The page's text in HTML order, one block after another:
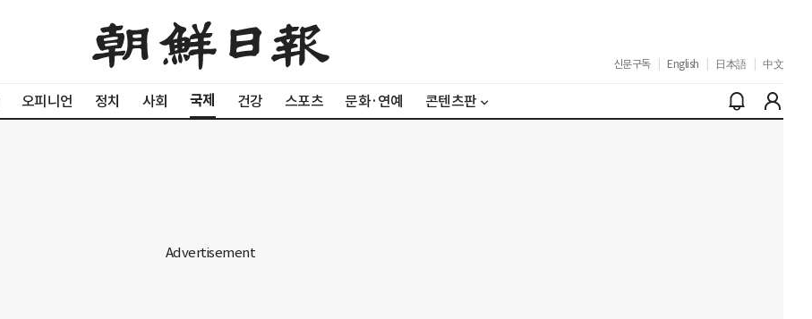
신문구독 English 日本語 中文
오피니언 정치 사회 국제 건강 스포츠 문화·연예 콘텐츠판